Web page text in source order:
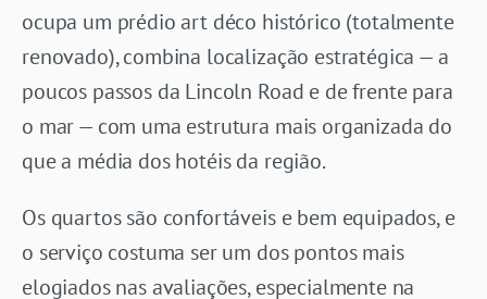
ocupa um prédio art déco histórico (totalmente
renovado), combina localização estratégica — a
poucos passos da Lincoln Road e de frente para
o mar — com uma estrutura mais organizada do
que a média dos hotéis da região.
Os quartos são confortáveis e bem equipados, e
o serviço costuma ser um dos pontos mais
elogiados nas avaliações, especialmente na